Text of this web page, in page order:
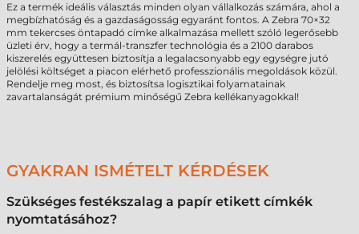
Ez a termék ideális választás minden olyan vállalkozás számára, ahol a
megbízhatóság és a gazdaságosság egyaránt fontos. A Zebra 70×32
mm tekercses öntapadó címke alkalmazása mellett szóló legerősebb
üzleti érv, hogy a termál-transzfer technológia és a 2100 darabos
kiszerelés együttesen biztosítja a legalacsonyabb egy egységre jutó
jelölési költséget a piacon elérhető professzionális megoldások közül.
Rendelje meg most, és biztosítsa logisztikai folyamatainak
zavartalanságát prémium minőségű Zebra kellékanyagokkal!
GYAKRAN ISMÉTELT KÉRDÉSEK
Szükséges festékszalag a papír etikett címkék
nyomtatásához?